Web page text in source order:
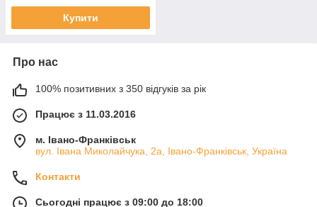
Купити
Про нас
100% позитивних з 350 відгуків за рік
Працює з 11.03.2016
м. Івано-Франківськ
вул. Івана Миколайчука, 2а, Івано-Франківськ, Україна
Контакти
Сьогодні працює з 09:00 до 18:00